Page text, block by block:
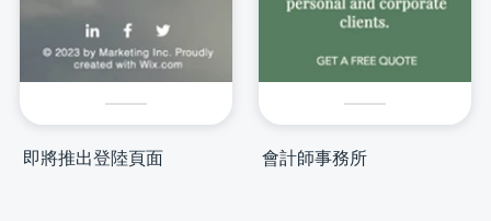
即將推出登陸頁面 會計師事務所